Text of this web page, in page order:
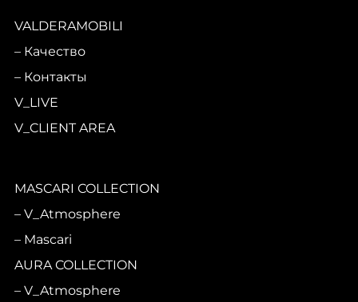
VALDERAMOBILI
Качество
Контакты
V_LIVE
V_CLIENT AREA
MASCARI COLLECTION
V_Atmosphere
Mascari
AURA COLLECTION
V_Atmosphere